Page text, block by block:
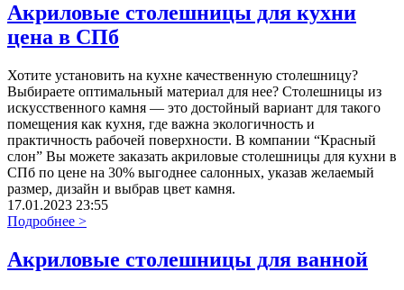
Акриловые столешницы для кухни
цена в СПб
Хотите установить на кухне качественную столешницу?
Выбираете оптимальный материал для нее? Столешницы из
искусственного камня — это достойный вариант для такого
помещения как кухня, где важна экологичность и
практичность рабочей поверхности. В компании “Красный
слон” Вы можете заказать акриловые столешницы для кухни в
СПб по цене на 30% выгоднее салонных, указав желаемый
размер, дизайн и выбрав цвет камня.
17.01.2023 23:55
Подробнее >
Акриловые столешницы для ванной